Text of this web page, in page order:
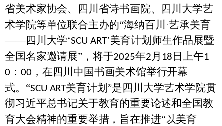
省美术家协会、四川省诗书画院、四川大学艺
术学院等单位联合主办的“海纳百川·艺承美育
——四川大学‘SCU ART’美育计划师生作品展暨
全国名家邀请展”，将于2025年2月 18 日上午1
0 ： 00 ，在四川中国书画美术馆举行开幕
式。“SCU ART美育计划”是四川大学艺术学院贯
彻习近平总书记关于教育的重要论述和全国教
育大会精神的重要举措，旨在推进“以美育